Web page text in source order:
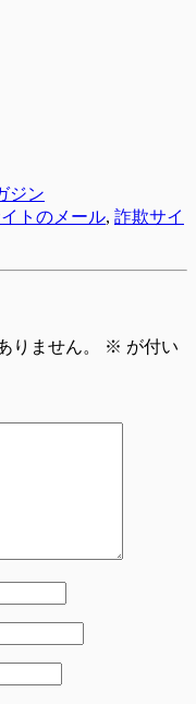
ジン
トのメール, 詐欺サイ
りません。 ※ が付い